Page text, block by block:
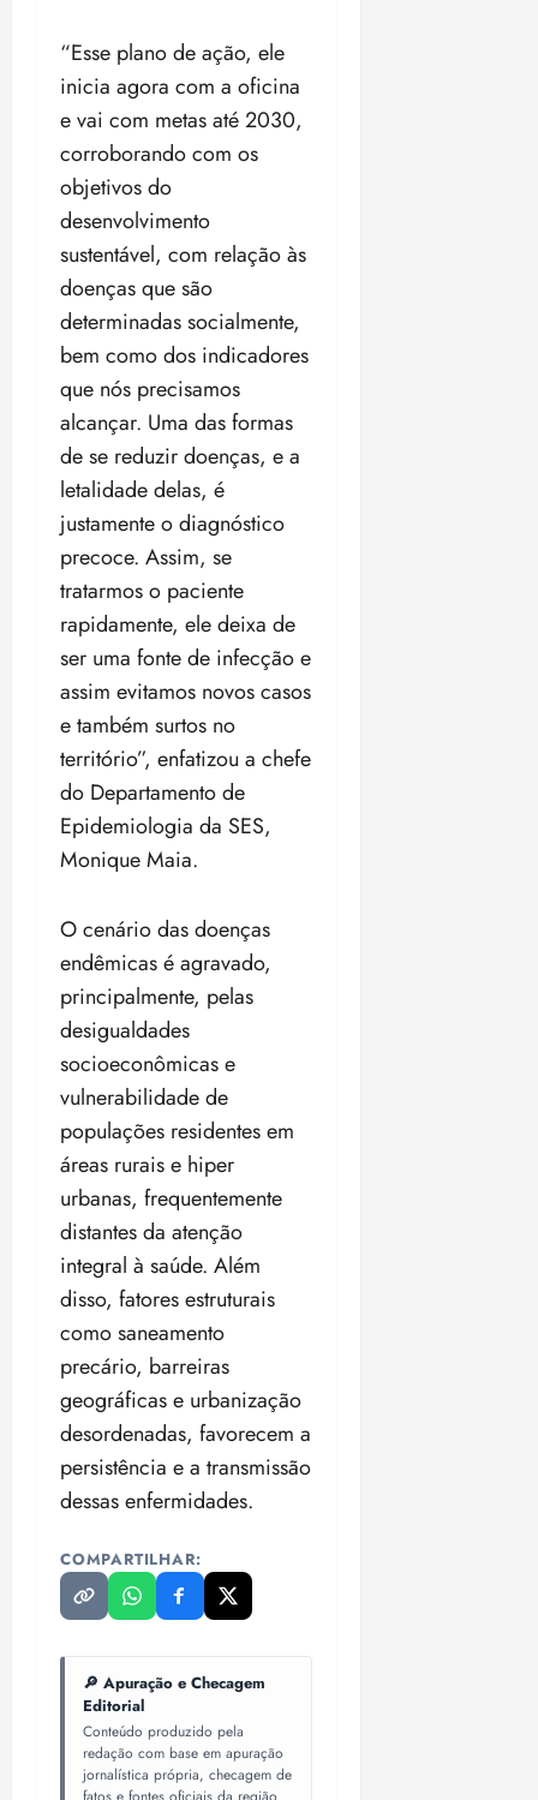
“Esse plano de ação, ele
inicia agora com a oficina
e vai com metas até 2030,
corroborando com os
objetivos do
desenvolvimento
sustentável, com relação às
doenças que são
determinadas socialmente,
bem como dos indicadores
que nós precisamos
alcançar. Uma das formas
de se reduzir doenças, e a
letalidade delas, é
justamente o diagnóstico
precoce. Assim, se
tratarmos o paciente
rapidamente, ele deixa de
ser uma fonte de infecção e
assim evitamos novos casos
e também surtos no
território”, enfatizou a chefe
do Departamento de
Epidemiologia da SES,
Monique Maia.
O cenário das doenças
endêmicas é agravado,
principalmente, pelas
desigualdades
socioeconômicas e
vulnerabilidade de
populações residentes em
áreas rurais e hiper
urbanas, frequentemente
distantes da atenção
integral à saúde. Além
disso, fatores estruturais
como saneamento
precário, barreiras
geográficas e urbanização
desordenadas, favorecem a
persistência e a transmissão
dessas enfermidades.
COMPARTILHAR:
🔎 Apuração e Checagem
Editorial
Conteúdo produzido pela
redação com base em apuração
jornalística própria, checagem de